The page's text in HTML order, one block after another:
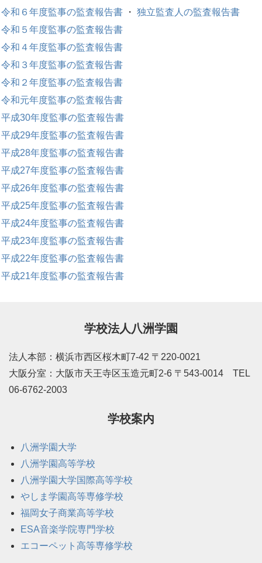
令和６年度監事の監査報告書 ・ 独立監査人の監査報告書
令和５年度監事の監査報告書
令和４年度監事の監査報告書
令和３年度監事の監査報告書
令和２年度監事の監査報告書
令和元年度監事の監査報告書
平成30年度監事の監査報告書
平成29年度監事の監査報告書
平成28年度監事の監査報告書
平成27年度監事の監査報告書
平成26年度監事の監査報告書
平成25年度監事の監査報告書
平成24年度監事の監査報告書
平成23年度監事の監査報告書
平成22年度監事の監査報告書
平成21年度監事の監査報告書
学校法人八洲学園
法人本部：横浜市西区桜木町7-42 〒220-0021
大阪分室：大阪市天王寺区玉造元町2-6 〒543-0014 TEL
06-6762-2003
学校案内
八洲学園大学
八洲学園高等学校
八洲学園大学国際高等学校
やしま学園高等専修学校
福岡女子商業高等学校
ESA音楽学院専門学校
エコーペット高等専修学校